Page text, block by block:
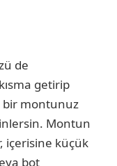
de
getirip
bir montunuz
Montun
içerisine küçük
bot